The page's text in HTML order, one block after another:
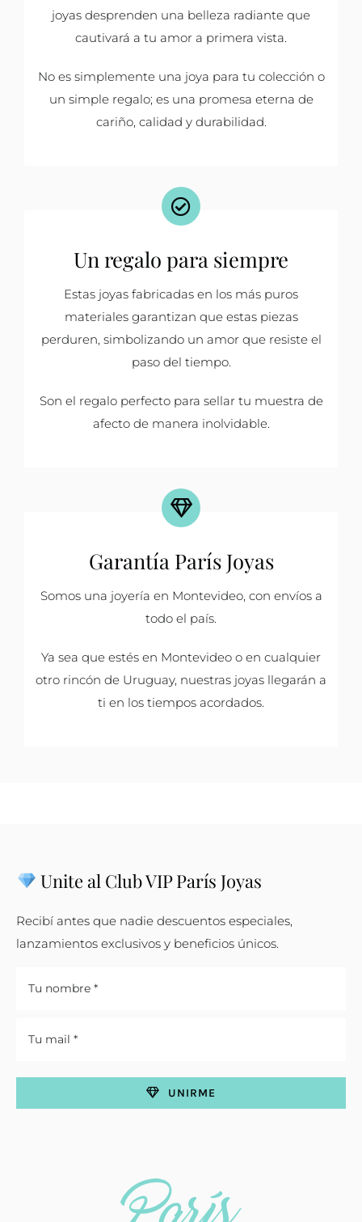
joyas desprenden una belleza radiante que
cautivará a tu amor a primera vista.
No es simplemente una joya para tu colección o
un simple regalo; es una promesa eterna de
cariño, calidad y durabilidad.
Un regalo para siempre
Estas joyas fabricadas en los más puros
materiales garantizan que estas piezas
perduren, simbolizando un amor que resiste el
paso del tiempo.
Son el regalo perfecto para sellar tu muestra de
afecto de manera inolvidable.
Garantía París Joyas
Somos una joyería en Montevideo, con envíos a
todo el país.
Ya sea que estés en Montevideo o en cualquier
otro rincón de Uruguay, nuestras joyas llegarán a
ti en los tiempos acordados.
Unite al Club VIP París Joyas
Recibí antes que nadie descuentos especiales,
lanzamientos exclusivos y beneficios únicos.
UNIRME